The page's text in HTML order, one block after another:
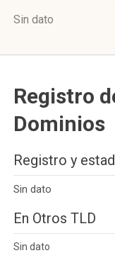
Sin dato
Registro
Dominios
Registro y
Sin dato
En Otros TLD
Sin dato